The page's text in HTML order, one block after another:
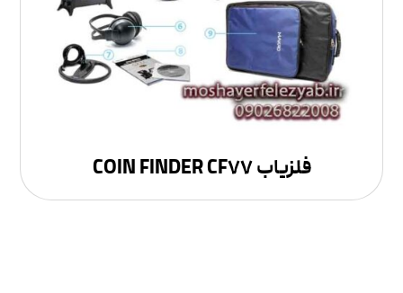
فلزیاب COIN FINDER CF۷۷